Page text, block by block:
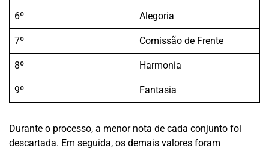
6º Alegoria
7º Comissão de Frente
8º Harmonia
9º Fantasia
Durante o processo, a menor nota de cada conjunto foi
descartada. Em seguida, os demais valores foram